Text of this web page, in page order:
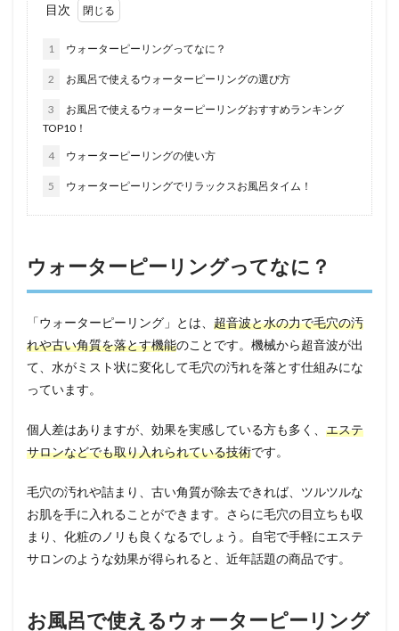
目次
1 ウォーターピーリングってなに？
2 お風呂で使えるウォーターピーリングの選び方
3
お風呂で使えるウォーターピーリングおすすめランキング
TOP10！
4 ウォーターピーリングの使い方
5 ウォーターピーリングでリラックスお風呂タイム！
ウォーターピーリングってなに？
「ウォーターピーリング」とは、 超音波と水の力で毛穴の汚
れや古い角質を落とす機能のことです。機械から超音波が出
て、水がミスト状に変化して毛穴の汚れを落とす仕組みにな
っています。
個人差はありますが、効果を実感している方も多く、 エステ
サロンなどでも取り入れられている技術です。
毛穴の汚れや詰まり、古い角質が除去できれば、ツルツルな
お肌を手に入れることができます。さらに毛穴の目立ちも収
まり、化粧のノリも良くなるでしょう。自宅で手軽にエステ
サロンのような効果が得られると、近年話題の商品です。
お風呂で使えるウォーターピーリング